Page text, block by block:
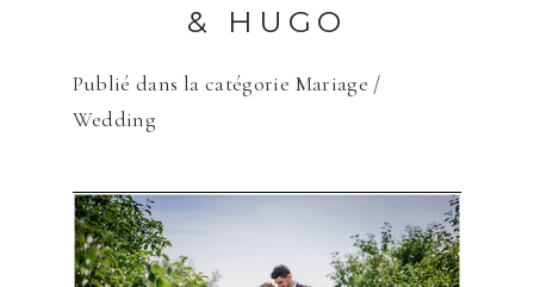
this browser for the next time I
ENVOYER
& HUGO
Publié dans la catégorie Mariage /
Wedding